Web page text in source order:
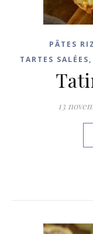
PÂTES
TARTES
13